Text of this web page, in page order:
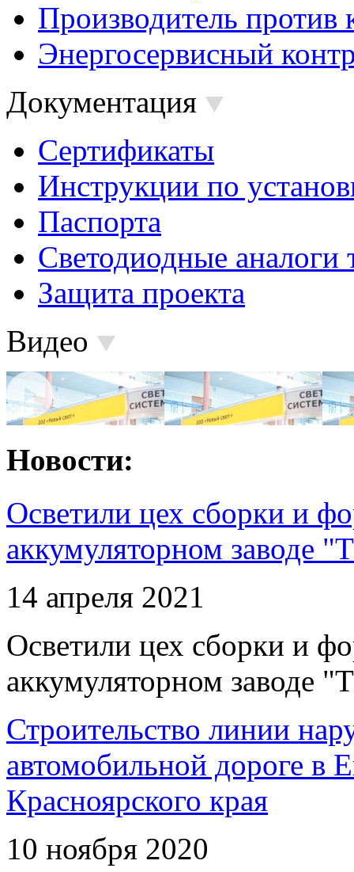
Производитель против
Энергосервисный
Документация
Сертификаты
Инструкции по
Паспорта
Светодиодные аналоги
Защита проекта
Видео
Новости:
Осветили цех сборки и
аккумуляторном заводе
14 апреля 2021
Осветили цех сборки и
аккумуляторном заводе
Строительство линии
автомобильной дороге в
Красноярского края
10 ноября 2020